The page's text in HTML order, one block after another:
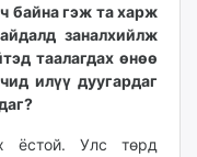
байна гэж та харж
заналхийлж
таалагдах өнөө
илүү дуугардаг
ёстой. Улс төрд